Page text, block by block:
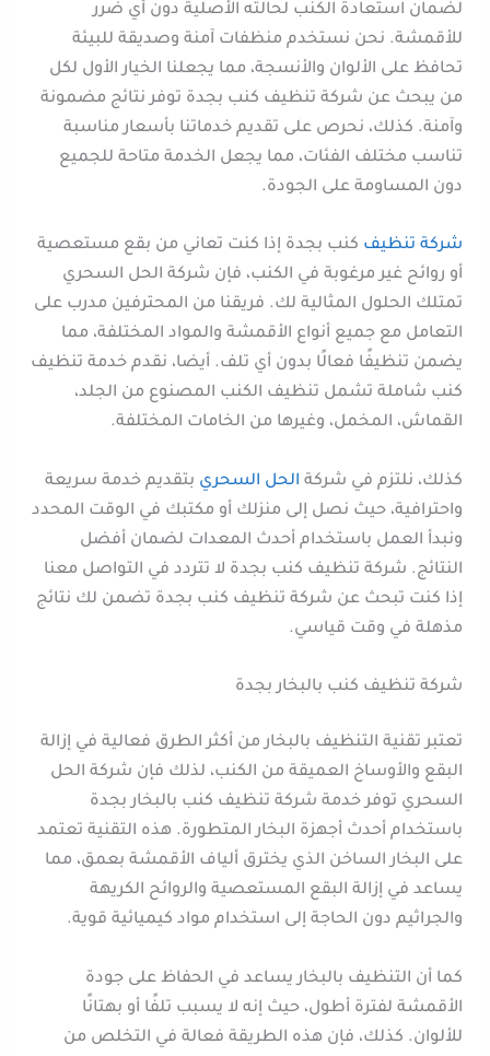
لضمان استعادة الكنب لحالته الأصلية دون أي ضرر
للأقمشة. نحن نستخدم منظفات آمنة وصديقة للبيئة
تحافظ على الألوان والأنسجة، مما يجعلنا الخيار الأول لكل
من يبحث عن شركة تنظيف كنب بجدة توفر نتائج مضمونة
وآمنة. كذلك، نحرص على تقديم خدماتنا بأسعار مناسبة
تناسب مختلف الفئات، مما يجعل الخدمة متاحة للجميع
دون المساومة على الجودة.
شركة تنظيف كنب بجدة إذا كنت تعاني من بقع مستعصية
أو روائح غير مرغوبة في الكنب، فإن شركة الحل السحري
تمتلك الحلول المثالية لك. فريقنا من المحترفين مدرب على
التعامل مع جميع أنواع الأقمشة والمواد المختلفة، مما
يضمن تنظيفًا فعالًا بدون أي تلف. أيضا، نقدم خدمة تنظيف
كنب شاملة تشمل تنظيف الكنب المصنوع من الجلد،
القماش، المخمل، وغيرها من الخامات المختلفة.
كذلك، نلتزم في شركة الحل السحري بتقديم خدمة سريعة
واحترافية، حيث نصل إلى منزلك أو مكتبك في الوقت المحدد
ونبدأ العمل باستخدام أحدث المعدات لضمان أفضل
النتائج. شركة تنظيف كنب بجدة لا تتردد في التواصل معنا
إذا كنت تبحث عن شركة تنظيف كنب بجدة تضمن لك نتائج
مذهلة في وقت قياسي.
شركة تنظيف كنب بالبخار بجدة
تعتبر تقنية التنظيف بالبخار من أكثر الطرق فعالية في إزالة
البقع والأوساخ العميقة من الكنب، لذلك فإن شركة الحل
السحري توفر خدمة شركة تنظيف كنب بالبخار بجدة
باستخدام أحدث أجهزة البخار المتطورة. هذه التقنية تعتمد
على البخار الساخن الذي يخترق ألياف الأقمشة بعمق، مما
يساعد في إزالة البقع المستعصية والروائح الكريهة
والجراثيم دون الحاجة إلى استخدام مواد كيميائية قوية.
كما أن التنظيف بالبخار يساعد في الحفاظ على جودة
الأقمشة لفترة أطول، حيث إنه لا يسبب تلفًا أو بهتانًا
للألوان. كذلك، فإن هذه الطريقة فعالة في التخلص من